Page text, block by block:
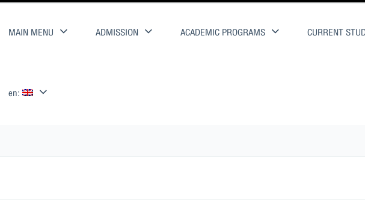
MAIN MENU ADMISSION ACADEMIC PROGRAMS CURRENT
en:
ราจารย์วิโรจน์ เลาหะพันธ์ุ ในโอกาสที่มหาวิทยาลัยธรรมศาสตร์มีมติให้มอบเข็มเกี